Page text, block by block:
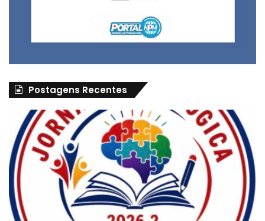
Postagens Recentes